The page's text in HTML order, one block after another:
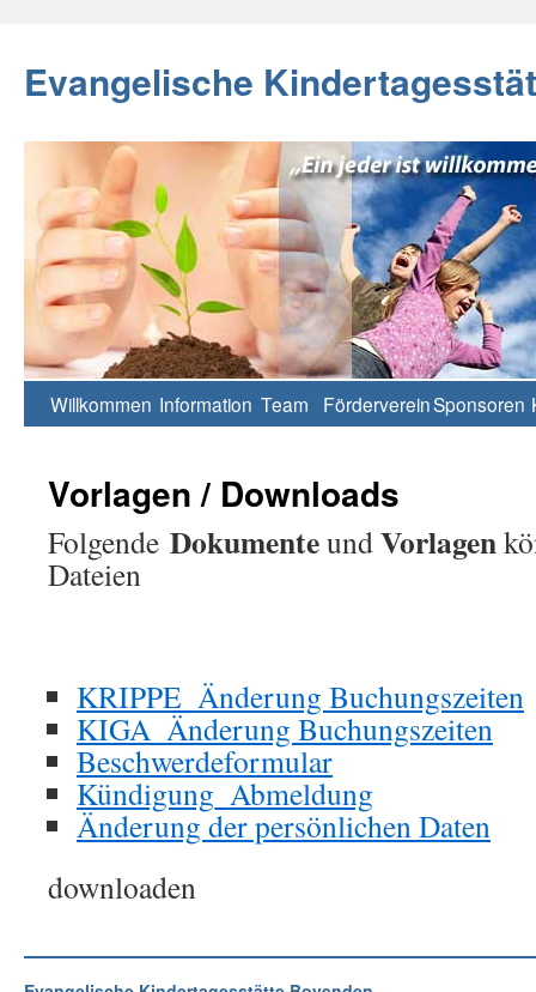
Evangelische
Willkommen Information Team FördervereinSponsoren
Vorlagen / Downloads
Folgende DokumenteundVorlagen
Dateien
KRIPPE_Änderung Buchungszeiten
KIGA_Änderung Buchungszeiten
Beschwerdeformular
Kündigung_Abmeldung
Änderung der persönlichen Daten
downloaden